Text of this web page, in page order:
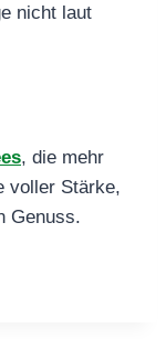
nicht laut
, die mehr
voller Stärke,
Genuss.